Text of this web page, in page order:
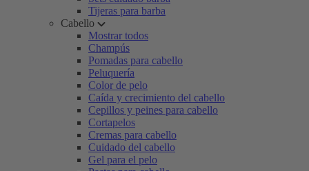
Tijeras para barba
Cabello
Mostrar todos
Champús
Pomadas para cabello
Peluquería
Color de pelo
Caída y crecimiento del cabello
Cepillos y peines para cabello
Cortapelos
Cremas para cabello
Cuidado del cabello
Gel para el pelo